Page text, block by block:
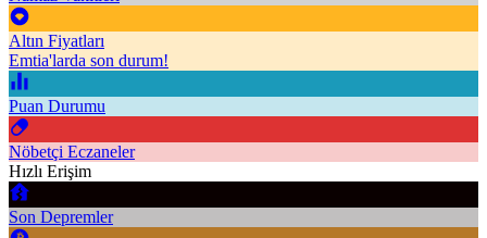
Altın Fiyatları
Emtia'larda son durum!
Puan Durumu
Nöbetçi Eczaneler
Hızlı Erişim
Son Depremler